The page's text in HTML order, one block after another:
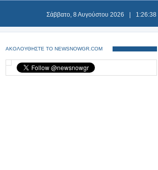
Σάββατο, 8 Αυγούστου 2026 1:26:38
ΑΚΟΛΟΥΘΗΣΤΕ ΤΟ NEWSNOWGR.COM